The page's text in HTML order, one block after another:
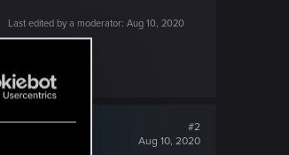
Last edited by a moderator: Aug 10, 2020
#2
Aug 10, 2020